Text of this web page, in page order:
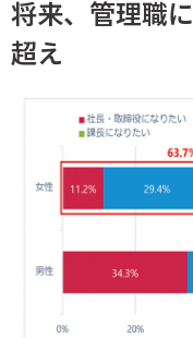
将来、管理職
超え